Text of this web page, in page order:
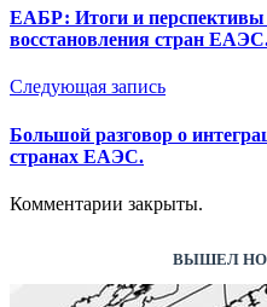
ЕАБР: Итоги и перспективы
восстановления стран
Следующая запись
Большой разговор о
странах ЕАЭС.
Комментарии закрыты.
ВЫШЕЛ